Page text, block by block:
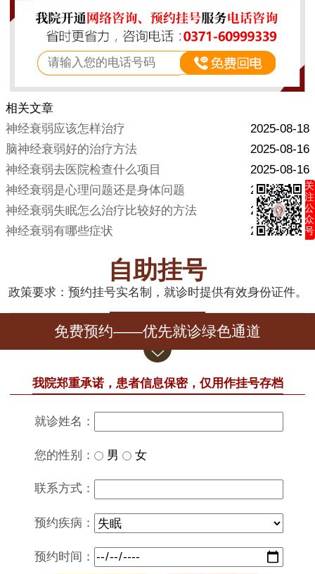
相关文章
神经衰弱应该怎样治疗
2025-08-18
脑神经衰弱好的治疗方法
2025-08-16
神经衰弱去医院检查什么项目
2025-08-16
神经衰弱是心理问题还是身体问题
2025-07-24
神经衰弱失眠怎么治疗比较好的方法
2025-07-12
神经衰弱有哪些症状
2025-07-12
自助挂号
政策要求：预约挂号实名制，就诊时提供有效身份证件。
免费预约——优先就诊绿色通道
我院郑重承诺，患者信息保密，仅用作挂号存档
就诊姓名：
您的性别： 男 女
联系方式：
预约疾病：
预约时间：
关
注
公
众
号